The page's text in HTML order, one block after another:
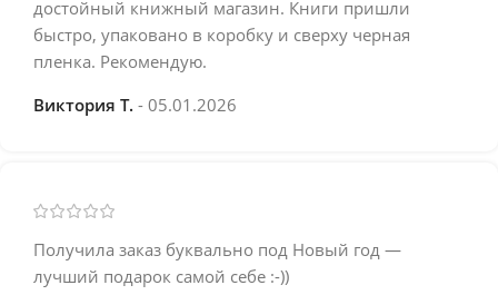
достойный книжный магазин. Книги пришли
быстро, упаковано в коробку и сверху черная
пленка. Рекомендую.
Виктория Т.
05.01.2026
Получила заказ буквально под Новый год —
лучший подарок самой себе :-))